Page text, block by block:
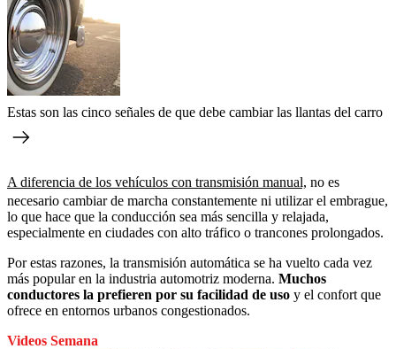
Estas son las cinco señales de que debe cambiar las llantas del carro
A diferencia de los vehículos con transmisión manual, no es
necesario cambiar de marcha constantemente ni utilizar el embrague,
lo que hace que la conducción sea más sencilla y relajada,
especialmente en ciudades con alto tráfico o trancones prolongados.
Por estas razones, la transmisión automática se ha vuelto cada vez
más popular en la industria automotriz moderna. Muchos
conductores la prefieren por su facilidad de uso y el confort que
ofrece en entornos urbanos congestionados.
Videos Semana